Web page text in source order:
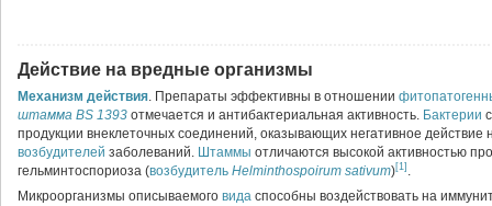
Действие на вредные организмы
Механизм действия. Препараты эффективны в отношении
штамма BS 1393 отмечается и антибактериальная активность. Бактерии
продукции внеклеточных соединений, оказывающих негативное действие
возбудителей заболеваний. Штаммы отличаются высокой активностью
гельминтоспориоза (возбудитель Helminthospoirum sativum)[1] .
Микроорганизмы описываемого вида способны воздействовать на